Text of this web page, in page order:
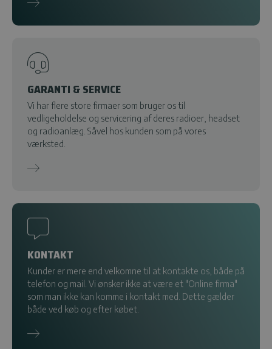
GARANTI & SERVICE
Vi har flere store firmaer som bruger os til
vedligeholdelse og servicering af deres radioer, headset
og radioanlæg. Såvel hos kunden som på vores
værksted.
KONTAKT
Kunder er mere end velkomne til at kontakte os, både på
telefon og mail. Vi ønsker ikke at være et "Online firma"
som man ikke kan komme i kontakt med. Dette gælder
både ved køb og efter købet.